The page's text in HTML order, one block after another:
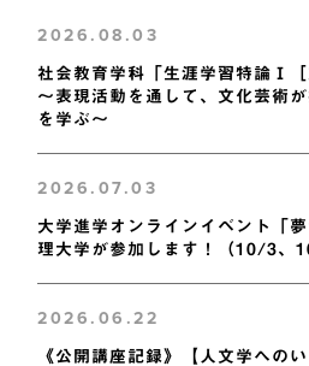
2026.08.03
社会教育学科「生涯学習特論Ⅰ［
～表現活動を通して、文化芸術
を学ぶ～
2026.07.03
大学進学オンラインイベント「
理大学が参加します！（10/3、
2026.06.22
《公開講座記録》【人文学への